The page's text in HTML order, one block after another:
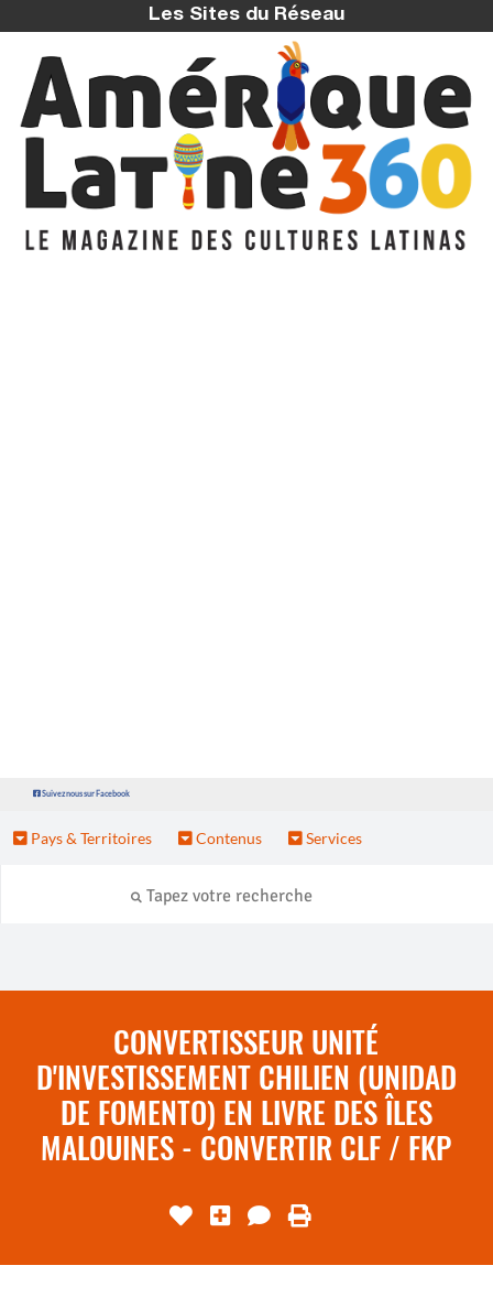
Les Sites du Réseau
Suivez nous sur Facebook
Pays & Territoires Contenus Services
CONVERTISSEUR UNITÉ
D'INVESTISSEMENT CHILIEN (UNIDAD
DE FOMENTO) EN LIVRE DES ÎLES
MALOUINES - CONVERTIR CLF / FKP